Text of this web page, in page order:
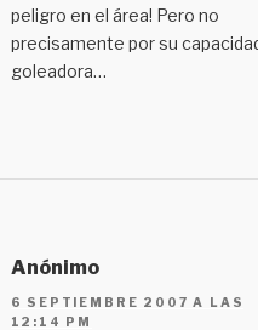
peligro en el área! Pero no
precisamente por su
goleadora…
Anónimo
6 SEPTIEMBRE 2007 A LAS
12:14 PM